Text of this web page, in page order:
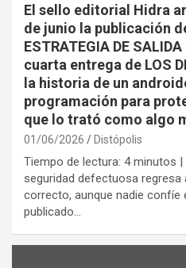
El sello editorial Hidra
de junio la publicación
ESTRATEGIA DE
cuarta entrega de LOS
la historia de un
programación para
que lo trató como algo
01/06/2026 Distópolis
Tiempo de lectura: 4 minutos |
seguridad defectuosa regresa
correcto, aunque nadie confíe
publicado…